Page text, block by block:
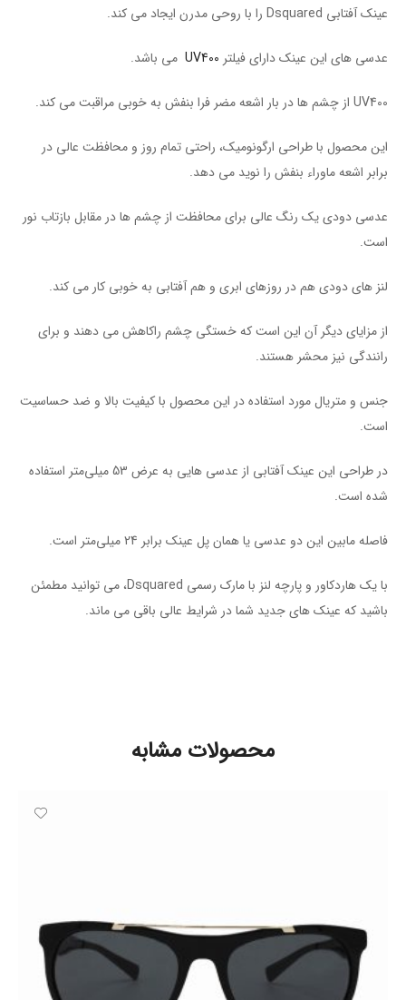
عینک آفتابی Dsquared را با روحی مدرن ایجاد می کند.
عدسی های این عینک دارای فیلتر UV400 می باشد.
UV400 از چشم ها در بار اشعه مضر فرا بنفش به خوبی مراقبت می کند.
این محصول با طراحی ارگونومیک، راحتی تمام روز و محافظت عالی در
برابر اشعه ماوراء بنفش را نوید می دهد.
عدسی دودی یک رنگ عالی برای محافظت از چشم ها در مقابل بازتاب نور
است.
لنز های دودی هم در روزهای ابری و هم آفتابی به خوبی کار می کند.
از مزایای دیگر آن این است که خستگی چشم راکاهش می دهند و برای
رانندگی نیز محشر هستند.
جنس و متریال مورد استفاده در این محصول با کیفیت بالا و ضد حساسیت
است.
در طراحی این عینک آفتابی از عدسی هایی به عرض 53 میلی‌متر استفاده
شده است.
فاصله مابین این دو عدسی یا همان پل عینک برابر 24 میلی‌متر است.
با یک هاردکاور و پارچه لنز با مارک رسمی Dsquared، می توانید مطمئن
باشید که عینک های جدید شما در شرایط عالی باقی می ماند.
محصولات مشابه